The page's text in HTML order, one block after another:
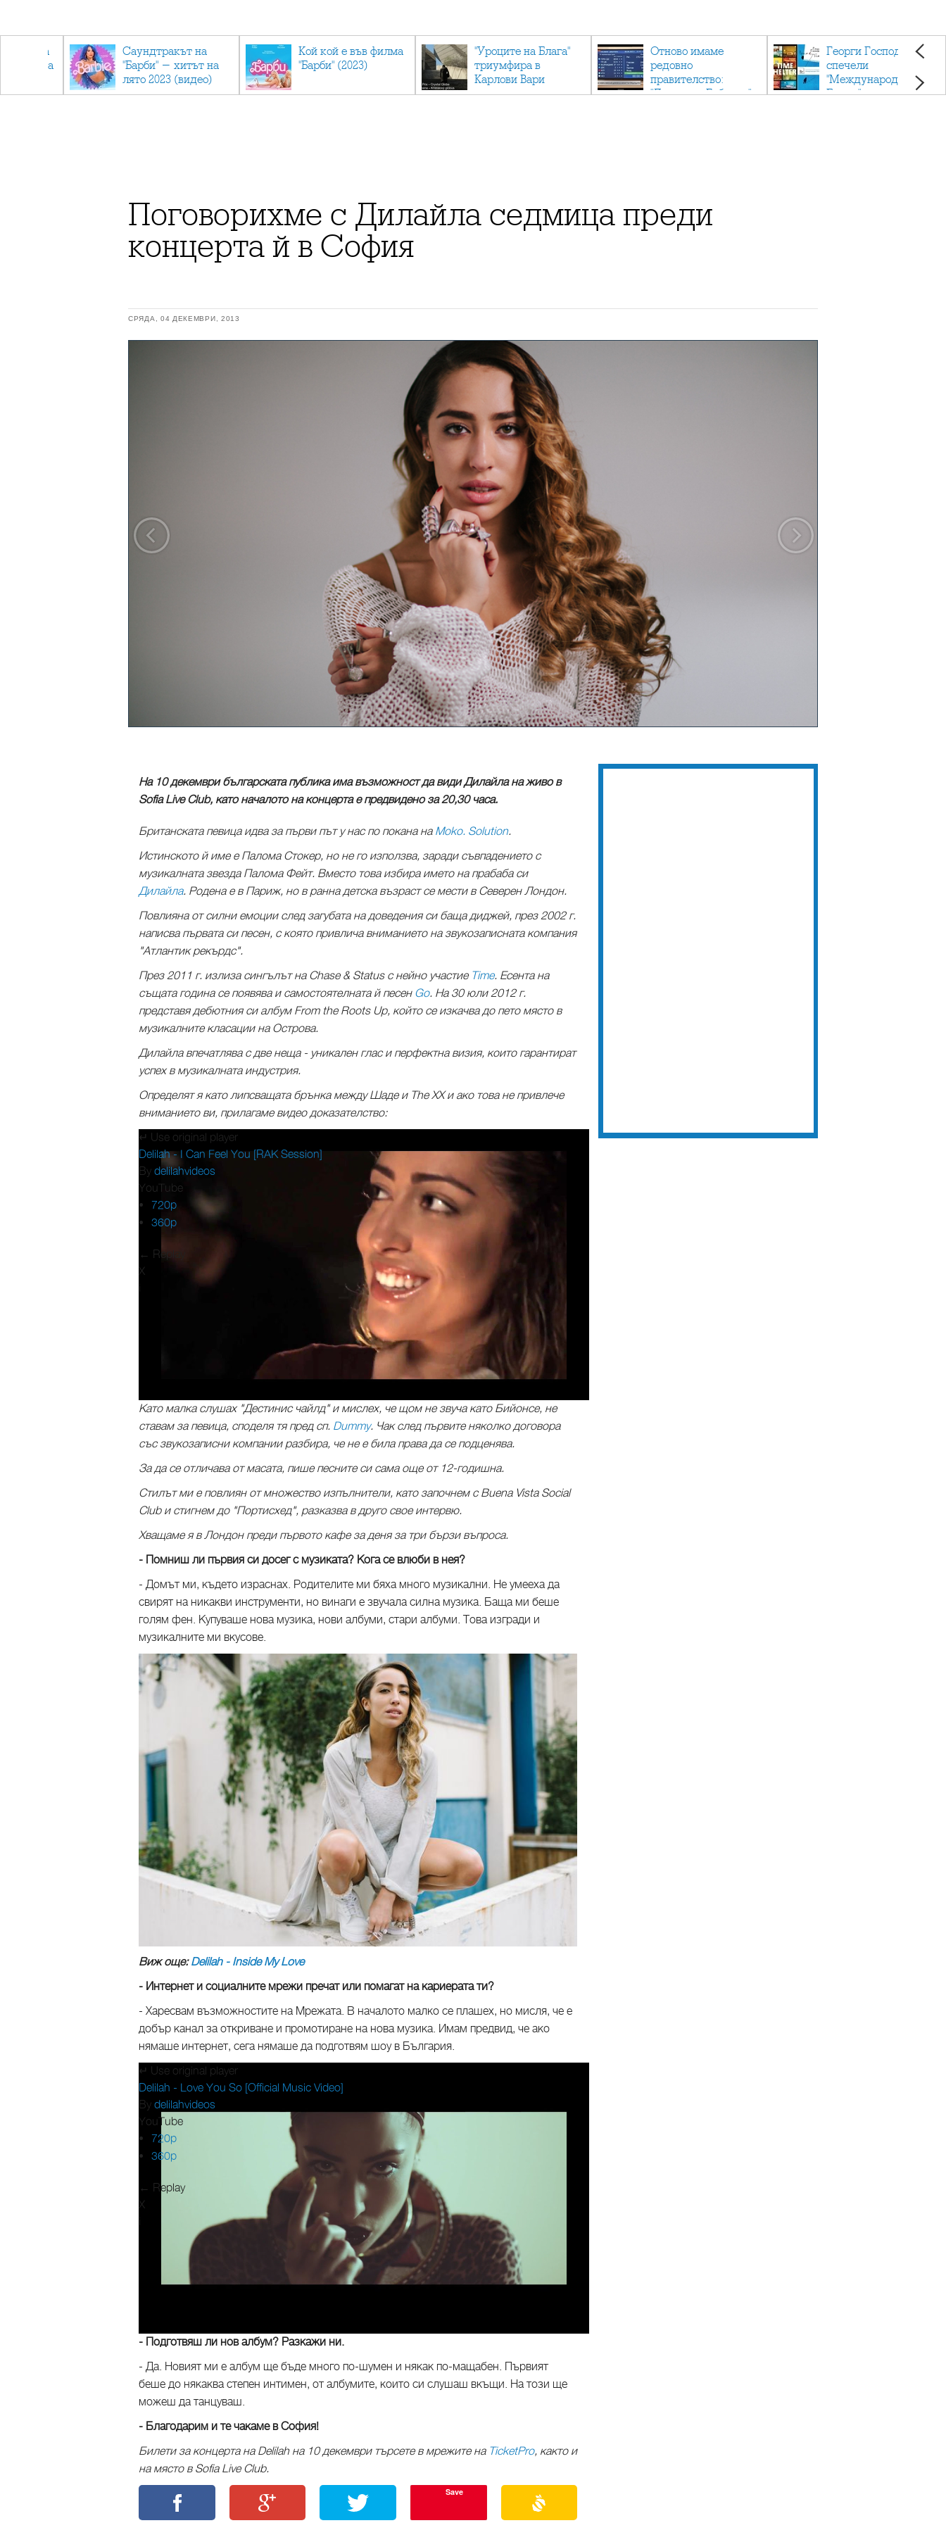
върна
мандата
Саундтракът на
"Барби" - хитът на
лято 2023 (видео)
Кой кой е във филма
"Барби" (2023)
"Уроците на Блага"
триумфира в
Карлови Вари
Отново имаме
редовно
правителство:
"Денков - Габриел"
Георги Господинов
спечели
"Международен
Букър" с романа
Поговорихме с Дилайла седмица преди
концерта й в София
СРЯДА, 04 ДЕКЕМВРИ, 2013
На 10 декември българската публика има възможност да види Дилайла на живо в
Sofia Live Club, като началото на концерта е предвидено за 20,30 часа.
Британската певица идва за първи път у нас по покана на Moko. Solution.
Истинското й име е Палома Стокер, но не го използва, заради съвпадението с
музикалната звезда Палома Фейт. Вместо това избира името на прабаба си
Дилайла. Родена е в Париж, но в ранна детска възраст се мести в Северен Лондон.
Повлияна от силни емоции след загубата на доведения си баща диджей, през 2002 г.
написва първата си песен, с която привлича вниманието на звукозаписната компания
"Атлантик рекърдс".
През 2011 г. излиза сингълът на Chase & Status с нейно участие Time. Есента на
същата година се появява и самостоятелната й песен Go. На 30 юли 2012 г.
представя дебютния си албум From the Roots Up, който се изкачва до пето място в
музикалните класации на Острова.
Дилайла впечатлява с две неща - уникален глас и перфектна визия, които гарантират
успех в музикалната индустрия.
Определят я като липсващата брънка между Шаде и The XX и ако това не привлече
вниманието ви, прилагаме видео доказателство:
↵ Use original player
Delilah - I Can Feel You [RAK Session]
By delilahvideos
YouTube
720p
360p
← Replay
X
i
Като малка слушах "Дестинис чайлд" и мислех, че щом не звуча като Бийонсе, не
ставам за певица, споделя тя пред сп. Dummy. Чак след първите няколко договора
със звукозаписни компании разбира, че не е била права да се подценява.
За да се отличава от масата, пише песните си сама още от 12-годишна.
Стилът ми е повлиян от множество изпълнители, като започнем с Buena Vista Social
Club и стигнем до "Портисхед", разказва в друго свое интервю.
Хващаме я в Лондон преди първото кафе за деня за три бързи въпроса.
- Помниш ли първия си досег с музиката? Кога се влюби в нея?
- Домът ми, където израснах. Родителите ми бяха много музикални. Не умееха да
свирят на никакви инструменти, но винаги е звучала силна музика. Баща ми беше
голям фен. Купуваше нова музика, нови албуми, стари албуми. Това изгради и
музикалните ми вкусове.
Виж още:Delilah - Inside My Love
- Интернет и социалните мрежи пречат или помагат на кариерата ти?
- Харесвам възможностите на Мрежата. В началото малко се плашех, но мисля, че е
добър канал за откриване и промотиране на нова музика. Имам предвид, че ако
нямаше интернет, сега нямаше да подготвям шоу в България.
↵ Use original player
Delilah - Love You So [Official Music Video]
By delilahvideos
YouTube
720p
360p
← Replay
X
i
- Подготвяш ли нов албум? Разкажи ни.
- Да. Новият ми е албум ще бъде много по-шумен и някак по-мащабен. Първият
беше до някаква степен интимен, от албумите, които си слушаш вкъщи. На този ще
можеш да танцуваш.
- Благодарим и те чакаме в София!
Билети за концерта на Delilah на 10 декември търсете в мрежите на TicketPro, както и
на място в Sofia Live Club.
Save